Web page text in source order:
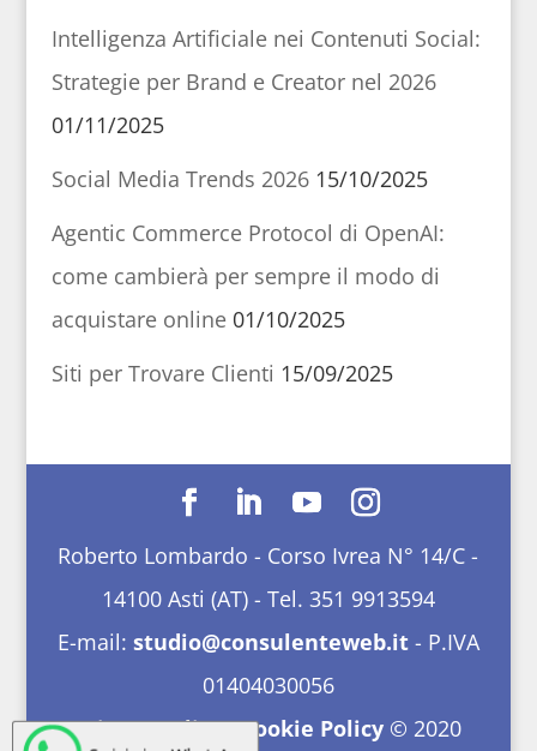
Intelligenza Artificiale nei Contenuti Social:
Strategie per Brand e Creator nel 2026
01/11/2025
Social Media Trends 2026 15/10/2025
Agentic Commerce Protocol di OpenAI:
come cambierà per sempre il modo di
acquistare online 01/10/2025
Siti per Trovare Clienti 15/09/2025
Roberto Lombardo - Corso Ivrea N° 14/C -
14100 Asti (AT) - Tel. 351 9913594
E-mail: studio@consulenteweb.it- P.IVA
01404030056
Privacy Policy-Cookie Policy © 2020